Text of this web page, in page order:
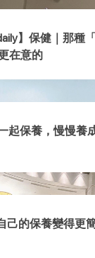
】保健｜那種
在意的
起保養，慢慢養
己的保養變得更